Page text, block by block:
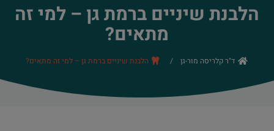
הלבנת שיניים ברמת גן – למי זה
מתאים?
ד"ר קלריסה מור-גן / הלבנת שיניים ברמת גן – למי זה מתאים?